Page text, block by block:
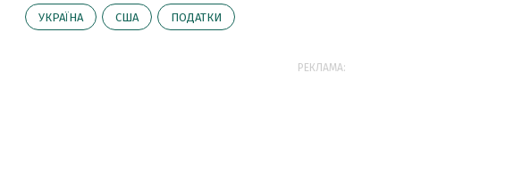
УКРАЇНА США ПОДАТКИ
РЕКЛАМА: